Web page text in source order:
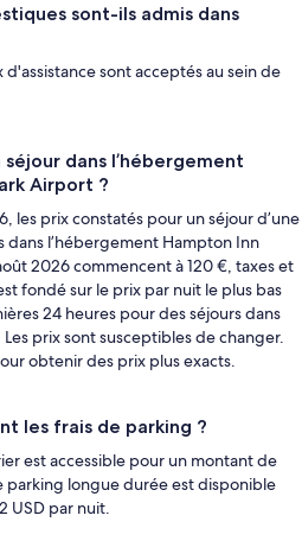
sont-ils admis dans
d'assistance sont acceptés au sein de
dans l’hébergement
Airport ?
les prix constatés pour un séjour d’une
dans l’hébergement Hampton Inn
2026 commencent à 120 €, taxes et
fondé sur le prix par nuit le plus bas
24 heures pour des séjours dans
prix sont susceptibles de changer.
obtenir des prix plus exacts.
les frais de parking ?
est accessible pour un montant de
parking longue durée est disponible
USD par nuit.